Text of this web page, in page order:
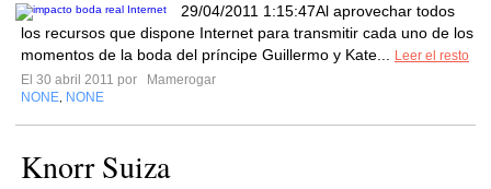
29/04/2011 1:15:47Al aprovechar todos
los recursos que dispone Internet para transmitir cada uno de los
momentos de la boda del príncipe Guillermo y Kate...
Leer el resto
El 30 abril 2011 por
Mamerogar
NONE NONE
Knorr Suiza